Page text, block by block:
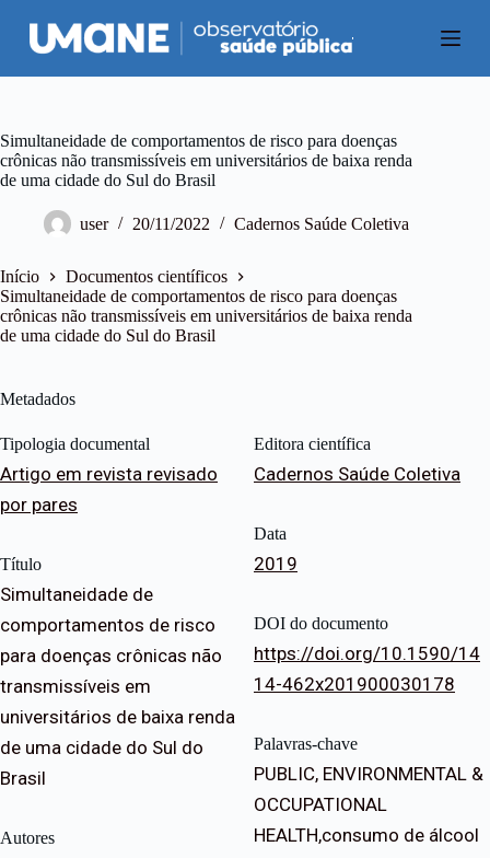
P
u
a
a
r
a
t
e
ú
d
Simultaneidade de comportamentos de risco para doenças
crônicas não transmissíveis em universitários de baixa renda
de uma cidade do Sul do Brasil
user 20/11/2022 Cadernos Saúde Coletiva
Início
Documentos científicos
Simultaneidade de comportamentos de risco para doenças
crônicas não transmissíveis em universitários de baixa renda
de uma cidade do Sul do Brasil
Metadados
Tipologia documental
Artigo em revista revisado
por pares
Título
Simultaneidade de
comportamentos de risco
para doenças crônicas não
transmissíveis em
universitários de baixa renda
de uma cidade do Sul do
Brasil
Autores
Editora científica
Cadernos Saúde Coletiva
Data
2019
DOI do documento
https://doi.org/10.1590/14
14-462x201900030178
Palavras-chave
PUBLIC, ENVIRONMENTAL &
OCCUPATIONAL
HEALTH,consumo de álcool